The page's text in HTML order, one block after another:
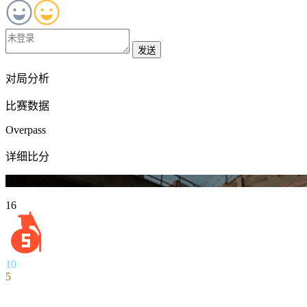
发送
对局分析
比赛数据
Overpass
详细比分
16
10
5